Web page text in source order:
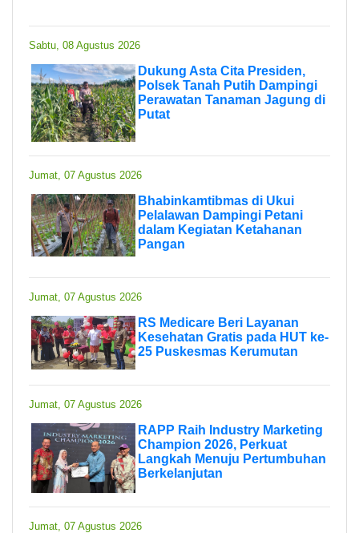
Sabtu, 08 Agustus 2026
Dukung Asta Cita Presiden,
Polsek Tanah Putih Dampingi
Perawatan Tanaman Jagung di
Putat
Jumat, 07 Agustus 2026
Bhabinkamtibmas di Ukui
Pelalawan Dampingi Petani
dalam Kegiatan Ketahanan
Pangan
Jumat, 07 Agustus 2026
RS Medicare Beri Layanan
Kesehatan Gratis pada HUT ke-
25 Puskesmas Kerumutan
Jumat, 07 Agustus 2026
RAPP Raih Industry Marketing
Champion 2026, Perkuat
Langkah Menuju Pertumbuhan
Berkelanjutan
Jumat, 07 Agustus 2026